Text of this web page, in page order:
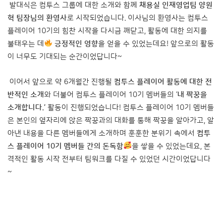
발대식은 컴투스 그룹에 대한 소개와 함께 채용실 인재영업팀 양원
혁 팀장님의 환영사로 시작되었습니다. 이사님의 환영사는 컴투스
플레이어 10기의 힘찬 시작을 다시금 깨닫고, 활동에 대한 의지를
불태우는 데
긍정적인 영향을 얻을 수 있었는데요! 앞으로의 활동
이 너무도 기대되는 순간이었답니다~
이어서 앞으로 약 6개월간 진행될 컴투스 플레이어 활동에 대한 전
반적인 소개와 더불어 컴투스 플레이어 10기 멤버들의 ‘내 짝꿍을
소개합니다.’ 활동이 진행되었습니다! 컴투스 플레이어 10기 멤버들
은 본인의 옆자리에 앉은 짝꿍과의 대화를 통해 짝꿍을 알아가고, 알
아낸 내용을 다른 멤버들에게 소개하며 훈훈한 분위기 속에서 컴투
스 플레이어 10기 멤버들 간의 돈독함
을 쌓을 수 있었는데요, 본
격적인 활동 시작 전부터 팀워크를 다질 수 있었던 시간이었답니다
~